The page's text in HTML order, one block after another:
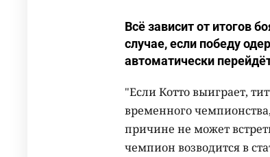
Всё зависит от итогов
случае, если победу
автоматически
"Если Котто выиграет,
временного
причине не может
чемпион возводится в